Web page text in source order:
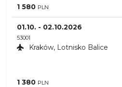
1 580 PLN
01.10. - 02.10.2026
53001
Kraków, Lotnisko Balice
1 380 PLN